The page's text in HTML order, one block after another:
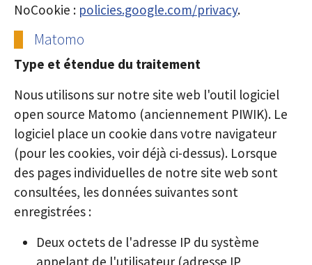
NoCookie : policies.google.com/privacy.
Matomo
Type et étendue du traitement
Nous utilisons sur notre site web l'outil logiciel
open source Matomo (anciennement PIWIK). Le
logiciel place un cookie dans votre navigateur
(pour les cookies, voir déjà ci-dessus). Lorsque
des pages individuelles de notre site web sont
consultées, les données suivantes sont
enregistrées :
Deux octets de l'adresse IP du système
appelant de l'utilisateur (adresse IP